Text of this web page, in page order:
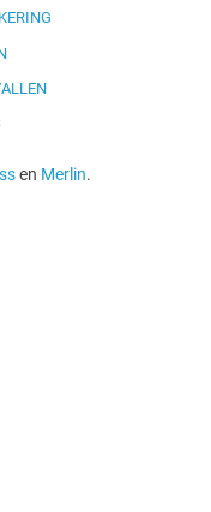
en Merlin.